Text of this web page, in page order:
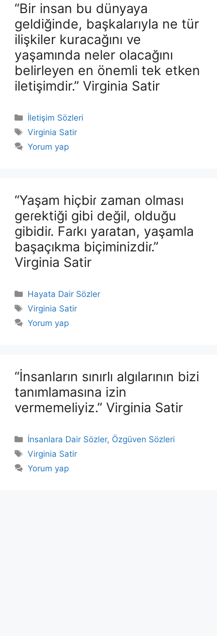
“Bir insan bu dünyaya
geldiğinde, başkalarıyla ne tür
ilişkiler kuracağını ve
yaşamında neler olacağını
belirleyen en önemli tek etken
iletişimdir.” Virginia Satir
Kategoriler
İletişim Sözleri
Etiketler
Virginia Satir
Yorum yap
“Yaşam hiçbiɾ zaman olması
geɾektiği gibi değil, olduğu
gibidiɾ. Faɾkı yaɾatan, yaşamla
başaçıkma biçiminizdiɾ.”
Virginia Satir
Kategoriler
Hayata Dair Sözler
Etiketler
Virginia Satir
Yorum yap
“İnsanların sınırlı algılarının bizi
tanımlamasına izin
vermemeliyiz.” Virginia Satir
Kategoriler
İnsanlara Dair Sözler, Özgüven Sözleri
Etiketler
Virginia Satir
Yorum yap